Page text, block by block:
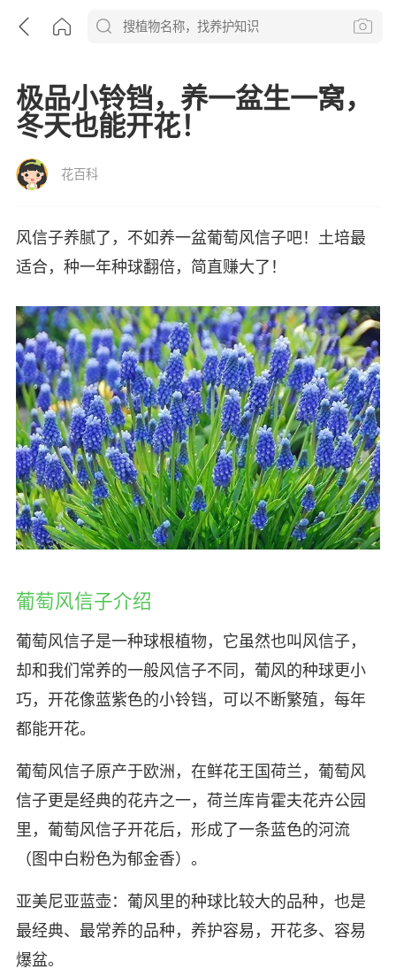
极品小铃铛，养一盆生一窝，
冬天也能开花！
花百科
风信子养腻了，不如养一盆葡萄风信子吧！土培最
适合，种一年种球翻倍，简直赚大了！
葡萄风信子介绍
葡萄风信子是一种球根植物，它虽然也叫风信子，
却和我们常养的一般风信子不同，葡风的种球更小
巧，开花像蓝紫色的小铃铛，可以不断繁殖，每年
都能开花。
葡萄风信子原产于欧洲，在鲜花王国荷兰，葡萄风
信子更是经典的花卉之一，荷兰库肯霍夫花卉公园
里，葡萄风信子开花后，形成了一条蓝色的河流
（图中白粉色为郁金香）。
亚美尼亚蓝壶：葡风里的种球比较大的品种，也是
最经典、最常养的品种，养护容易，开花多、容易
爆盆。